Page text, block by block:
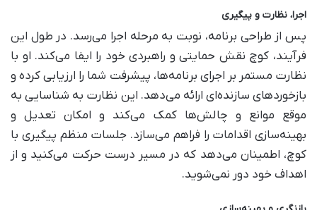
اجرا، نظارت و پیگیری
پس از طراحی برنامه، نوبت به مرحله اجرا می‌رسد. در طول این
فرآیند، کوچ نقش حمایتی و راهبردی خود را ایفا می‌کند. او با
نظارت مستمر بر اجرای برنامه‌ها، پیشرفت شما را ارزیابی کرده و
بازخوردهای سازنده‌ای ارائه می‌دهد. این نظارت به شناسایی به
موقع موانع و چالش‌ها کمک می‌کند و امکان تعدیل و
بهینه‌سازی اقدامات را فراهم می‌سازد. جلسات منظم پیگیری با
کوچ، اطمینان می‌دهد که در مسیر درست حرکت می‌کنید و از
اهداف خود دور نمی‌شوید.